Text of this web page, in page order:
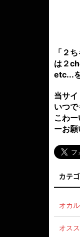
「２
は２
etc...
当サ
いつ
こわ
ーお願
カテ
オカ
オス